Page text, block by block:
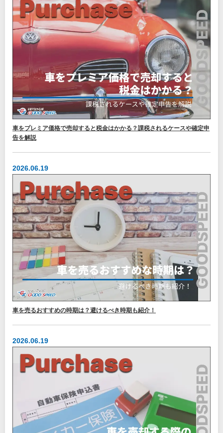
車をプレミア価格で売却すると税金はかかる？課税されるケースや確定申
告を解説
2026.06.19
車を売るおすすめの時期は？避けるべき時期も紹介！
2026.06.19